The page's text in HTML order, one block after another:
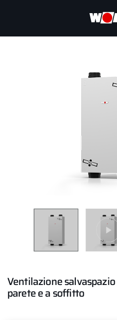
Ventilazione
parete e a soffitto